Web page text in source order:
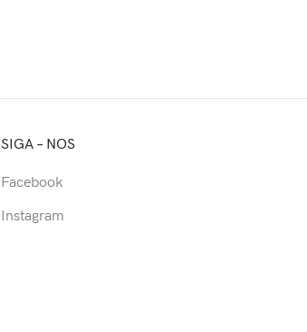
SIGA – NOS
Facebook
Instagram